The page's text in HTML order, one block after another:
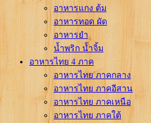
อาหารแกง ต้ม
อาหารทอด ผัด
อาหารยำ
น้ำพริก น้ำจิ้ม
อาหารไทย 4 ภาค
อาหารไทย ภาคกลาง
อาหารไทย ภาคอีสาน
อาหารไทย ภาคเหนือ
อาหารไทย ภาคใต้